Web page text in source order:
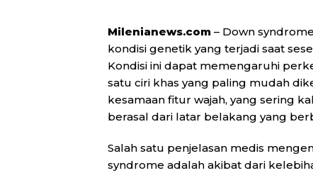
Milenianews.com – Down
kondisi genetik yang terjadi saat
Kondisi ini dapat memengaruhi
satu ciri khas yang paling mudah
kesamaan fitur wajah, yang sering
berasal dari latar belakang yang
Salah satu penjelasan medis
syndrome adalah akibat dari